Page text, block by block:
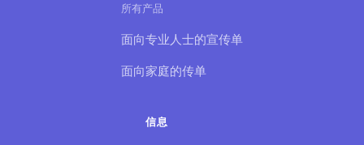
所有产品
面向专业人士的宣传单
面向家庭的传单
信息